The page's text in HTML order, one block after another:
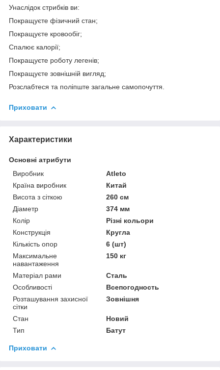
Унаслідок стрибків ви:
Покращуєте фізичний стан;
Покращуєте кровообіг;
Спалює калорії;
Покращуєте роботу легенів;
Покращуєте зовнішній вигляд;
Розслабтеся та поліпште загальне самопочуття.
Приховати
Характеристики
Основні атрибути
Виробник
Atleto
Країна виробник
Китай
Висота з сіткою
260 см
Діаметр
374 мм
Колір
Різні кольори
Конструкція
Кругла
Кількість опор
6 (шт)
Максимальне
навантаження
150 кг
Матеріал рами
Сталь
Особливості
Всепогодность
Розташування захисної
сітки
Зовнішня
Стан
Новий
Тип
Батут
Приховати